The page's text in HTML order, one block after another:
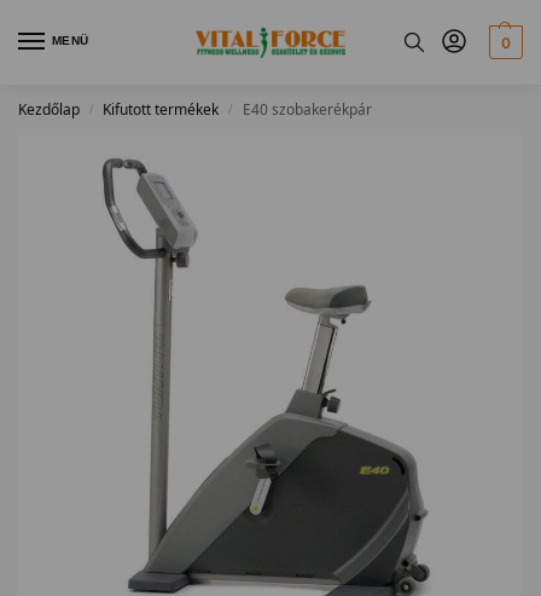
MENÜ 0
Kezdőlap / Kifutott termékek / E40 szobakerékpár